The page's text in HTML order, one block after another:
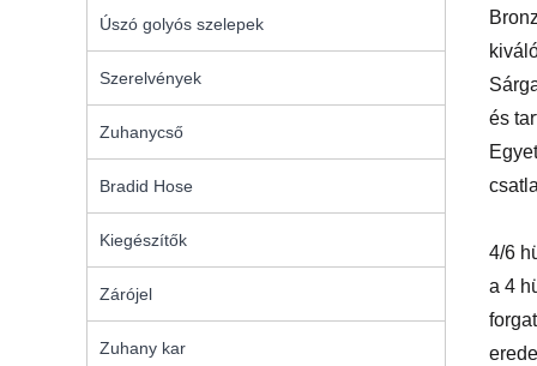
Úszó golyós szelepek
Szerelvények
Zuhanycső
Bradid Hose
Kiegészítők
Zárójel
Zuhany kar
és
4/6
a 4